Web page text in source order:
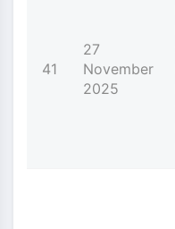
41
27
November
2025